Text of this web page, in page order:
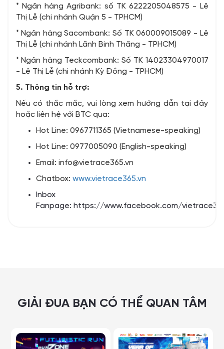
* Ngân hàng Agribank: số TK 6222205048575 - Lê
Thị Lễ (chi nhánh Quận 5 - TPHCM)
* Ngân hàng Sacombank: Số TK 060009015089 - Lê
Thị Lễ (chi nhánh Lãnh Binh Thăng - TPHCM)
* Ngân hàng Teckcombank: Số TK 14023304970017
- Lê Thị Lễ (chi nhánh Kỳ Đồng - TPHCM)
5. Thông tin hỗ trợ:
Nếu có thắc mắc, vui lòng xem hướng dẫn tại đây
hoặc liên hệ với BTC qua:
Hot Line: 0967711365 (Vietnamese-speaking)
Hot Line: 0977005090 (English-speaking)
Email: info@vietrace365.vn
Chatbox: www.vietrace365.vn
Inbox
Fanpage: https://www.facebook.com/
GIẢI ĐUA BẠN CÓ THỂ QUAN TÂM